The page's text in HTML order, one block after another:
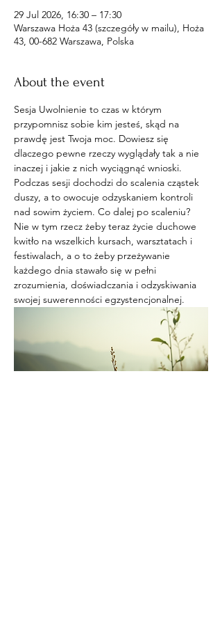
29 Jul 2026, 16:30 – 17:30
Warszawa Hoża 43 (szczegóły w mailu), Hoża
43, 00-682 Warszawa, Polska
About the event
Sesja Uwolnienie to czas w którym
przypomnisz sobie kim jesteś, skąd na
prawdę jest Twoja moc. Dowiesz się
dlaczego pewne rzeczy wyglądały tak a nie
inaczej i jakie z nich wyciągnąć wnioski.
Podczas sesji dochodzi do scalenia cząstek
duszy, a to owocuje odzyskaniem kontroli
nad sowim życiem. Co dalej po scaleniu?
Nie w tym rzecz żeby teraz życie duchowe
kwitło na wszelkich kursach, warsztatach i
festiwalach, a o to żeby przeżywanie
każdego dnia stawało się w pełni
zrozumienia, doświadczania i odzyskiwania
swojej suwerenności egzystencjonalnej.